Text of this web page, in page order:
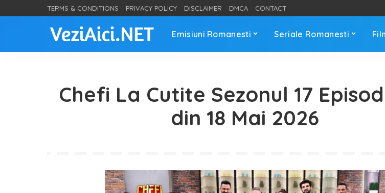
TERMS & CONDITIONS PRIVACY POLICY DISCLAIMER DMCA CONTACT
Emisiuni Romanesti Seriale Romanesti
Chefi La Cutite Sezonul 17
din 18 Mai 2026